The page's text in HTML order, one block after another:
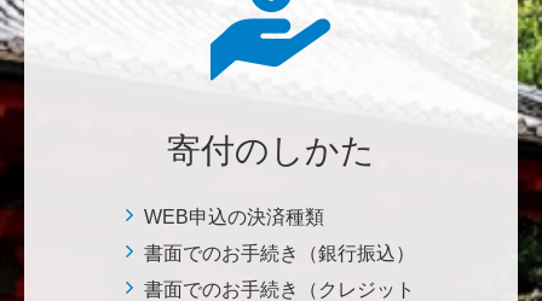
株式会社Ｌｅｇａｌｓｃａｐｅ
当社は、IS・CSで学んだ知見を法領域に応用するとこ
す。 <コンピュータサイエンス教育支援基金>
三好 弘晃
世界に貢献を！
寄付のしかた
WEB申込の決済種類
書面でのお手続き（銀行振込）
書面でのお手続き（クレジット